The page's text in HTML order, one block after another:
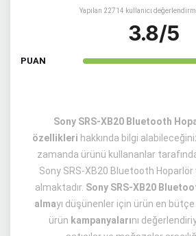
Yapılan 22714 kullanıcı
3.8/5
PUAN
Sony SRS-XB20 Bluetooth
özellikleri hakkında bilgi
zamanda ürünü kullananlar
Sony SRS-XB20 Bluetooth Hoparlör
almaktadır. Sony SRS-XB20
almayı düşünenler için ürün en
ürün kampanyalarını